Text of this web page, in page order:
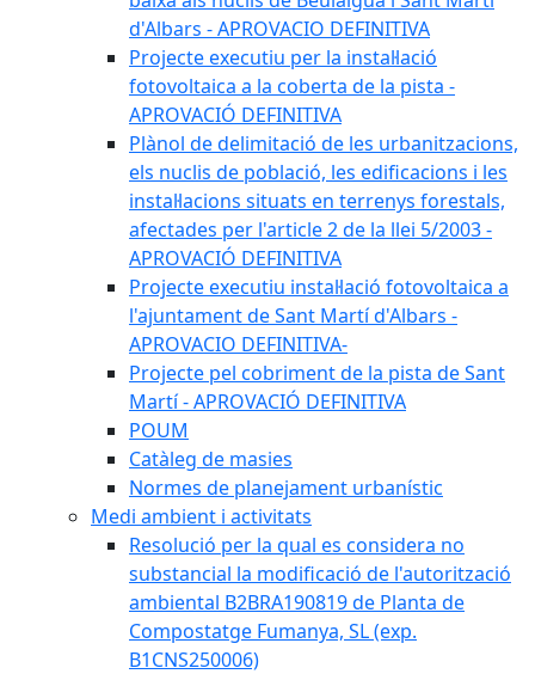
d'Albars - APROVACIO DEFINITIVA
Projecte executiu per la instal·lació
fotovoltaica a la coberta de la pista -
APROVACIÓ DEFINITIVA
Plànol de delimitació de les urbanitzacions,
els nuclis de població, les edificacions i les
instal·lacions situats en terrenys forestals,
afectades per l'article 2 de la llei 5/2003 -
APROVACIÓ DEFINITIVA
Projecte executiu instal·lació fotovoltaica a
l'ajuntament de Sant Martí d'Albars -
APROVACIO DEFINITIVA-
Projecte pel cobriment de la pista de Sant
Martí - APROVACIÓ DEFINITIVA
POUM
Catàleg de masies
Normes de planejament urbanístic
Medi ambient i activitats
Resolució per la qual es considera no
substancial la modificació de l'autorització
ambiental B2BRA190819 de Planta de
Compostatge Fumanya, SL (exp.
B1CNS250006)